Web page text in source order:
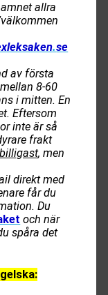
allra
.se
av första
8-60
i mitten. En
Eftersom
inte är så
frakt
billigast, men
direkt med
får du
Du
och när
spåra det